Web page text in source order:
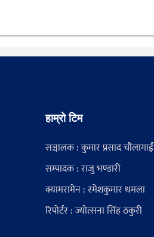
हाम्रो टिम
सञ्चालक : कुमार प्रसाद चौंलागाईं
सम्पादक : राजु भण्डारी
क्यामरामेन : रमेशकुमार धमला
रिपोर्टर : ज्योत्सना सिंह ठकुरी